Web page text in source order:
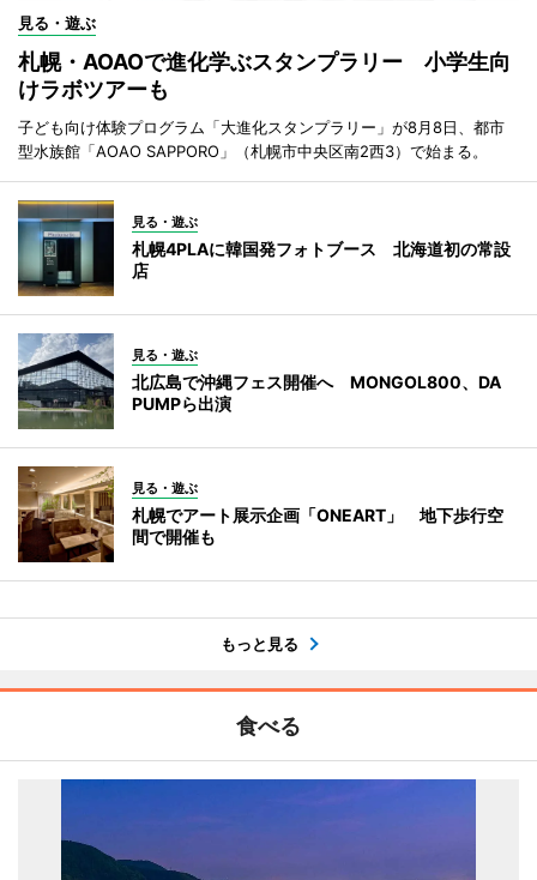
見る・遊ぶ
札幌・AOAOで進化学ぶスタンプラリー 小学生向
けラボツアーも
子ども向け体験プログラム「大進化スタンプラリー」が8月8日、都市
型水族館「AOAO SAPPORO」（札幌市中央区南2西3）で始まる。
見る・遊ぶ
札幌4PLAに韓国発フォトブース 北海道初の常設
店
見る・遊ぶ
北広島で沖縄フェス開催へ MONGOL800、DA
PUMPら出演
見る・遊ぶ
札幌でアート展示企画「ONEART」 地下歩行空
間で開催も
もっと見る
食べる